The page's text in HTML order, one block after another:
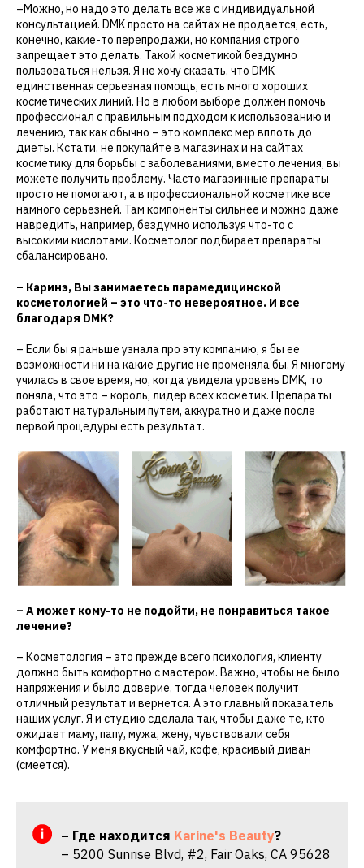
–Можно, но надо это делать все же с индивидуальной
консультацией. DMK просто на сайтах не продается, есть,
конечно, какие-то перепродажи, но компания строго
запрещает это делать. Такой косметикой бездумно
пользоваться нельзя. Я не хочу сказать, что DMK
единственная серьезная помощь, есть много хороших
косметических линий. Но в любом выборе должен помочь
профессионал с правильным подходом к использованию и
лечению, так как обычно – это комплекс мер вплоть до
диеты. Кстати, не покупайте в магазинах и на сайтах
косметику для борьбы с заболеваниями, вместо лечения, вы
можете получить проблему. Часто магазинные препараты
просто не помогают, а в профессиональной косметике все
намного серьезней. Там компоненты сильнее и можно даже
навредить, например, бездумно используя что-то с
высокими кислотами. Косметолог подбирает препараты
сбалансировано.
– Каринэ, Вы занимаетесь парамедицинской
косметологией – это что-то невероятное. И все
благодаря DMK?
– Если бы я раньше узнала про эту компанию, я бы ее
возможности ни на какие другие не променяла бы. Я многому
училась в свое время, но, когда увидела уровень DMK, то
поняла, что это – король, лидер всех косметик. Препараты
работают натуральным путем, аккуратно и даже после
первой процедуры есть результат.
– А может кому-то не подойти, не понравиться такое
лечение?
– Косметология – это прежде всего психология, клиенту
должно быть комфортно с мастером. Важно, чтобы не было
напряжения и было доверие, тогда человек получит
отличный результат и вернется. А это главный показатель
наших услуг. Я и студию сделала так, чтобы даже те, кто
ожидает маму, папу, мужа, жену, чувствовали себя
комфортно. У меня вкусный чай, кофе, красивый диван
(смеется).
– Где находится Karine's Beauty?
– 5200 Sunrise Blvd, #2, Fair Oaks, CA 95628